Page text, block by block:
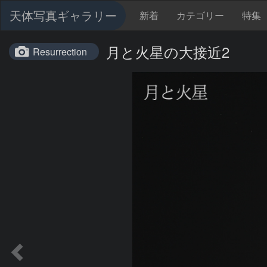
天体写真ギャラリー 新着 カテゴリー 特集
Resurrection 月と火星の大接近2